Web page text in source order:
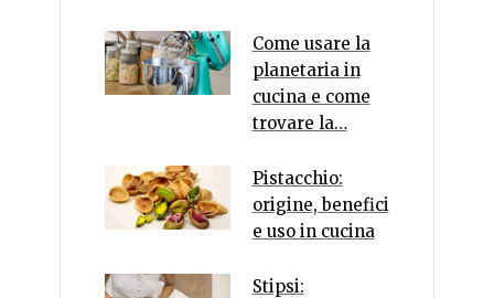
Come usare la
planetaria in
cucina e come
trovare la…
Pistacchio:
origine, benefici
e uso in cucina
Stipsi: